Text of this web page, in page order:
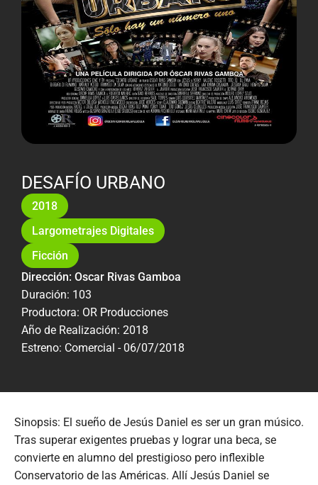
DESAFÍO URBANO
2018
Largometrajes Digitales
Ficción
Dirección: Oscar Rivas Gamboa
Duración: 103
Productora: OR Producciones
Año de Realización: 2018
Estreno: Comercial - 06/07/2018
Sinopsis: El sueño de Jesús Daniel es ser un gran músico.
Tras superar exigentes pruebas y lograr una beca, se
convierte en alumno del prestigioso pero inflexible
Conservatorio de las Américas. Allí Jesús Daniel se